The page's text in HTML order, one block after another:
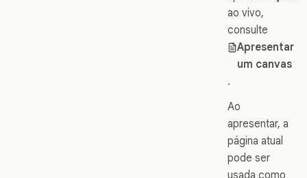
ao vivo,
consulte
Apresentar
um canvas
.
Ao
apresentar, a
página atual
pode ser
usada como